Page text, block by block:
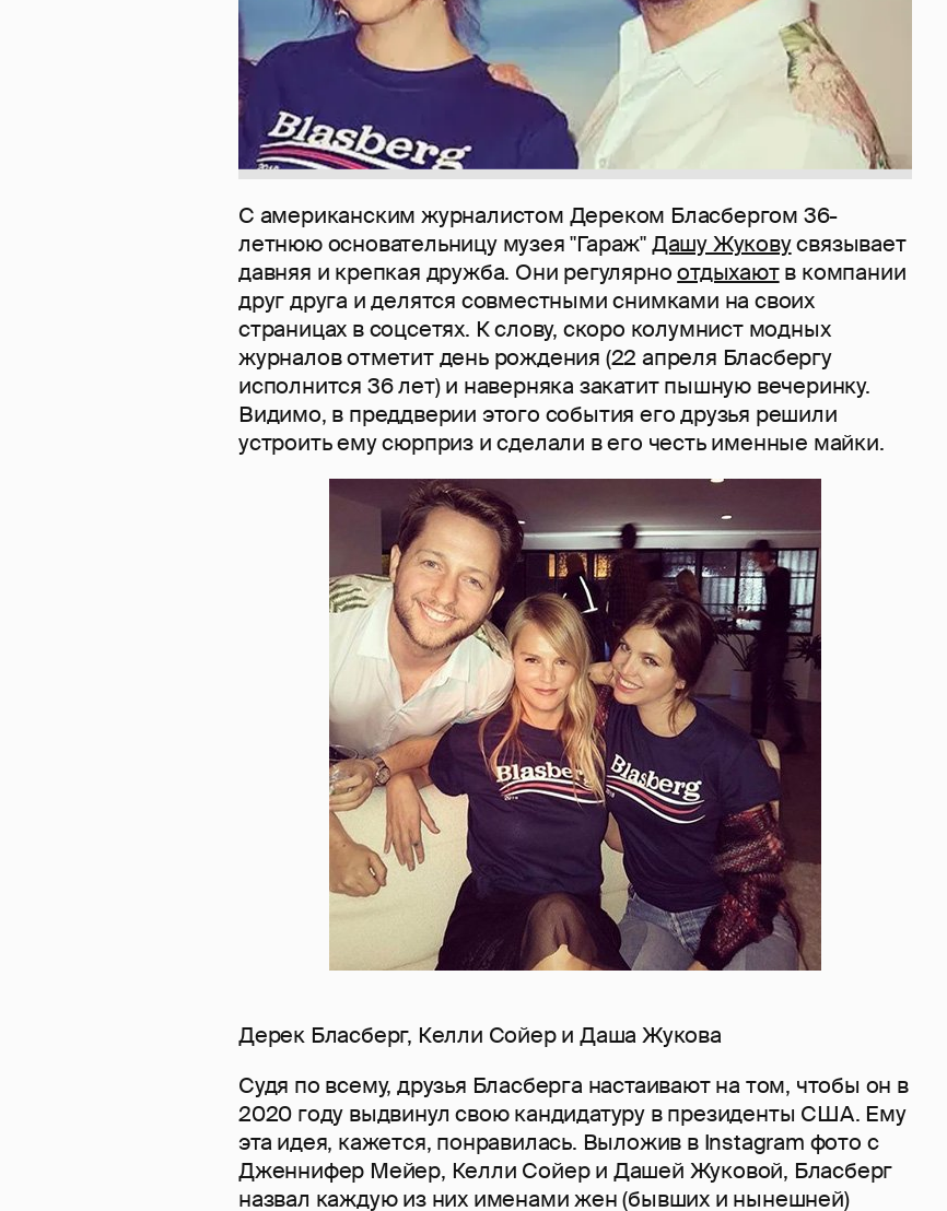
С американским журналистом Дереком Бласбергом 36-
летнюю основательницу музея "Гараж"Дашу Жуковусвязывает
давняя и крепкая дружба. Они регулярноотдыхаютв компании
друг друга и делятся совместными снимками на своих
страницах в соцсетях. К слову, скоро колумнист модных
журналов отметит день рождения (22 апреля Бласбергу
исполнится 36 лет) и наверняка закатит пышную вечеринку.
Видимо, в преддверии этого события его друзья решили
устроить ему сюрприз и сделали в его честь именные майки.
Дерек Бласберг, Келли Сойер и Даша Жукова
Судя по всему, друзья Бласберга настаивают на том, чтобы он в
2020 году выдвинул свою кандидатуру в президенты США. Ему
эта идея, кажется, понравилась. Выложив в Instagram фото с
Дженнифер Мейер, Келли Сойер и Дашей Жуковой, Бласберг
назвал каждую из них именами жен (бывших и нынешней)